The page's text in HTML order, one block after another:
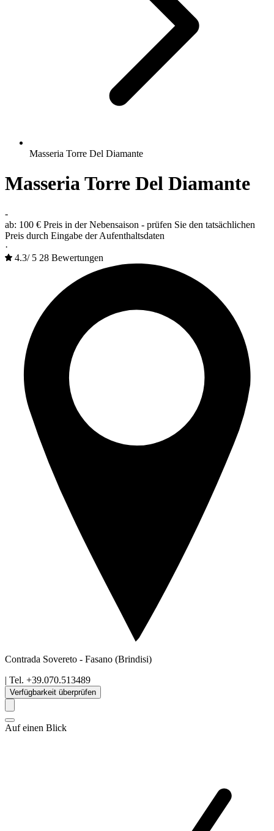
Masseria Torre Del Diamante
Masseria Torre Del Diamante
-
ab: 100 € Preis in der Nebensaison - prüfen Sie den tatsächlichen
Preis durch Eingabe der Aufenthaltsdaten
·
4.3/ 5 28 Bewertungen
Contrada Sovereto - Fasano (Brindisi)
| Tel. +39.070.513489
Verfügbarkeit überprüfen
Auf einen Blick